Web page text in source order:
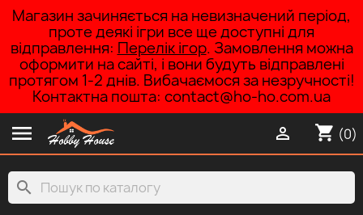
Магазин зачиняється на невизначений період,
проте деякі ігри все ще доступні для
відправлення: Перелік ігор. Замовлення можна
оформити на сайті, і вони будуть відправлені
протягом 1-2 днів. Вибачаємося за незручності!
Контактна пошта: contact@ho-ho.com.ua
 shopping_cart (0)

search